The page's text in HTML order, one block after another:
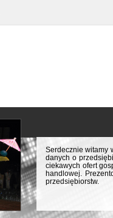
Serdecznie witamy
danych o
ciekawych ofert
handlowej.
przedsiębiorstw.